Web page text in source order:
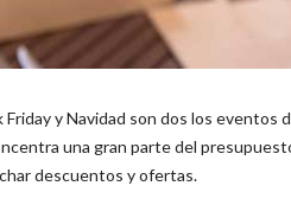
Friday y Navidad son dos los eventos
una gran parte del
descuentos y ofertas.